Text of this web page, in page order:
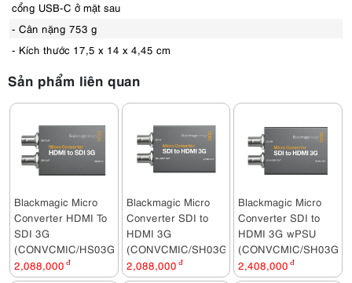
cổng USB-C ở mặt sau
- Cân nặng 753 g
- Kích thước 17,5 x 14 x 4,45 cm
Sản phẩm liên quan
Blackmagic Micro
Converter HDMI To
SDI 3G
(CONVCMIC/HS03G)
2,088,000 đ
Blackmagic Micro
Converter SDI to
HDMI 3G
(CONVCMIC/SH03G)
2,088,000 đ
Blackmagic Micro
Converter SDI to
HDMI 3G wPSU
(CONVCMIC/SH03G/
2,408,000 đ